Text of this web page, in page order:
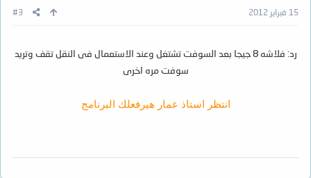
15 فبراير 2012 #3
رد: فلاشه 8 جيجا بعد السوفت تشتغل وعند الاستعمال فى النقل تقف وتريد
سوفت مره اخرى
انتظر استاذ عمار هيرفعلك البرنامج